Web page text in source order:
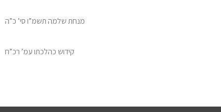
מנחת שלמה תשמ”ו סי’ כ”ה
קידוש כהלכתו עמ’ רכ”ח